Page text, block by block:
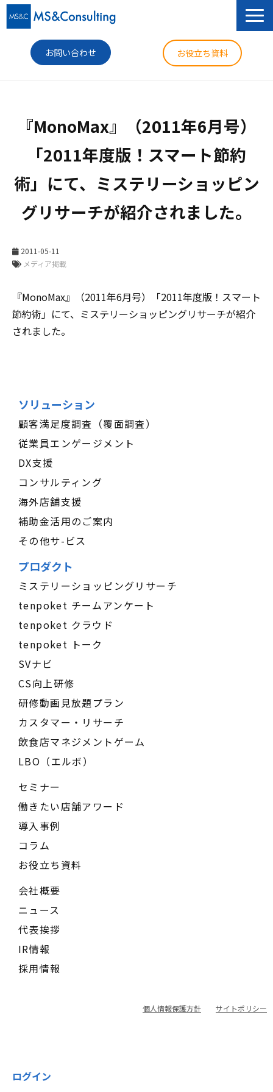
お問い合わせ お役立ち資料
セミナー
導入事例
コラム
ニュース
『MonoMax』（2011年6月号）
「2011年度版！スマート節約
術」にて、ミステリーショッピン
グリサーチが紹介されました。
2011-05-11
メディア掲載
『MonoMax』（2011年6月号）「2011年度版！スマート
節約術」にて、ミステリーショッピングリサーチが紹介
されました。
ソリューション
顧客満足度調査（覆面調査）
従業員エンゲージメント
DX支援
コンサルティング
海外店舗支援
補助金活用のご案内
その他サ-ビス
プロダクト
ミステリーショッピングリサーチ
tenpoket チームアンケート
tenpoket クラウド
tenpoket トーク
SVナビ
CS向上研修
研修動画見放題プラン
カスタマー・リサーチ
飲食店マネジメントゲーム
LBO（エルボ）
セミナー
働きたい店舗アワード
導入事例
コラム
お役立ち資料
会社概要
ニュース
代表挨拶
IR情報
採用情報
個人情報保護方針 サイトポリシー
ログイン